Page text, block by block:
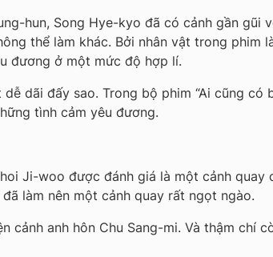
hun, Song Hye-kyo đã có cảnh gần
thể làm khác. Bởi nhân vật trong
đương ở một mức độ hợp lí.
dãi đấy sao. Trong bộ phim “Ai cũng có
tình cảm yêu đương.
Ji-woo được đánh giá là một cảnh quay
làm nên một cảnh quay rất ngọt ngào.
cảnh anh hôn Chu Sang-mi. Và thậm chí